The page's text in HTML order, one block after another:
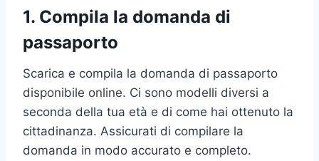
1. Compila la domanda di
passaporto
Scarica e compila la domanda di passaporto
disponibile online. Ci sono modelli diversi a
seconda della tua età e di come hai ottenuto la
cittadinanza. Assicurati di compilare la
domanda in modo accurato e completo.